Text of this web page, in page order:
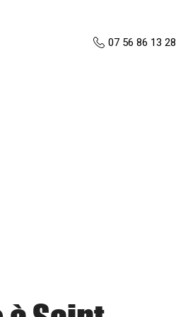
07 56 86 13 28